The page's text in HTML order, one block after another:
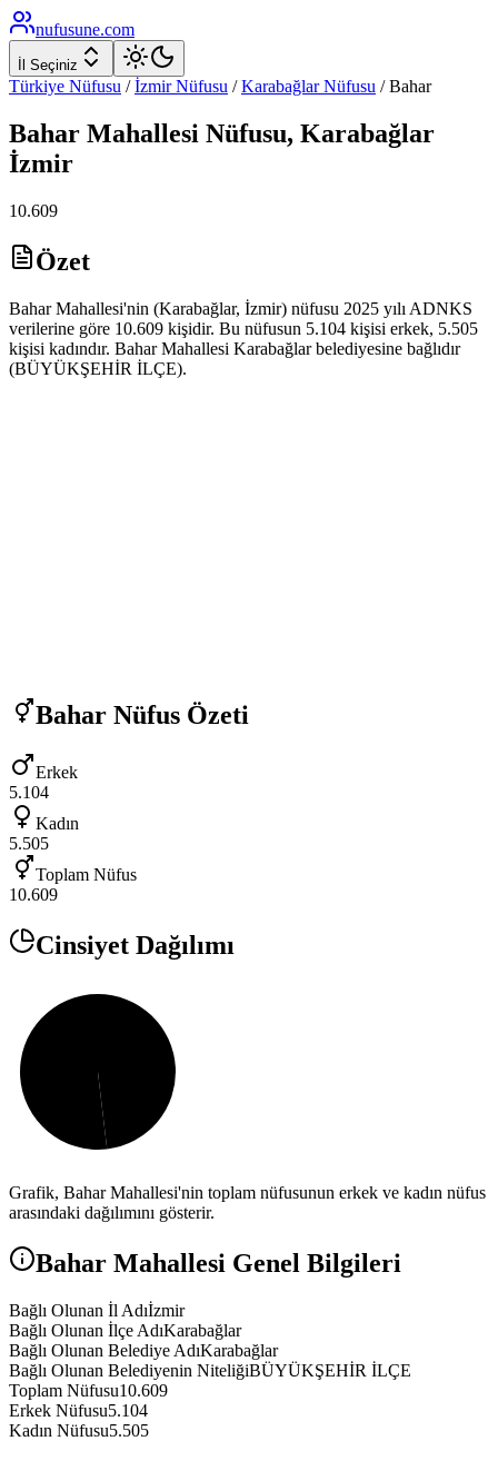
nufusune.com
İl Seçiniz
Türkiye Nüfusu / İzmirNüfusu / KarabağlarNüfusu /Bahar
Bahar Mahallesi Nüfusu, Karabağlar
İzmir
10.609
Özet
Bahar Mahallesi'nin (Karabağlar, İzmir) nüfusu 2025 yılı ADNKS
verilerine göre 10.609 kişidir. Bu nüfusun 5.104 kişisi erkek, 5.505
kişisi kadındır. Bahar Mahallesi Karabağlar belediyesine bağlıdır
(BÜYÜKŞEHİR İLÇE).
Bahar Nüfus Özeti
Erkek
5.104
Kadın
5.505
Toplam Nüfus
10.609
Cinsiyet Dağılımı
Grafik, BaharMahallesi'nin toplam nüfusunun erkek ve kadın nüfus
arasındaki dağılımını gösterir.
Bahar Mahallesi Genel Bilgileri
Bağlı Olunan İl Adıİzmir
Bağlı Olunan İlçe AdıKarabağlar
Bağlı Olunan Belediye AdıKarabağlar
Bağlı Olunan Belediyenin NiteliğiBÜYÜKŞEHİR İLÇE
Toplam Nüfusu10.609
Erkek Nüfusu5.104
Kadın Nüfusu5.505